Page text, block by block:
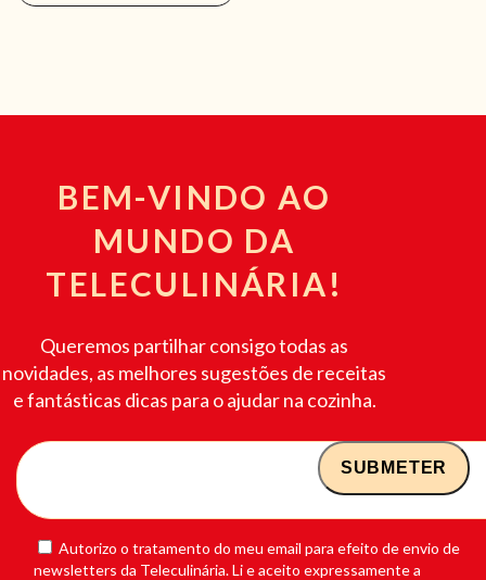
BEM-VINDO AO
MUNDO DA
TELECULINÁRIA!
Queremos partilhar consigo todas as
novidades, as melhores sugestões de receitas
e fantásticas dicas para o ajudar na cozinha.
Autorizo o tratamento do meu email para efeito de envio de
newsletters da Teleculinária. Li e aceito expressamente a